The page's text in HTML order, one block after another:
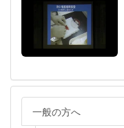
一般の方へ